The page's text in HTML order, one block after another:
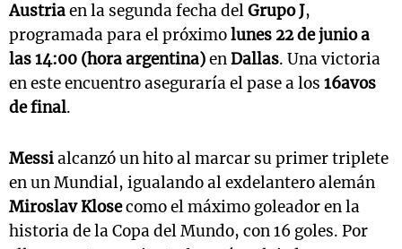
Austriaen la segunda fecha delGrupo J,
programada para el próximolunes 22 de junio a
las 14:00 (hora argentina)enDallas. Una victoria
en este encuentro aseguraría el pase a los 16avos
de final.
Messialcanzó un hito al marcar su primer triplete
en un Mundial, igualando al exdelantero alemán
Miroslav Klosecomo el máximo goleador en la
historia de la Copa del Mundo, con 16 goles. Por